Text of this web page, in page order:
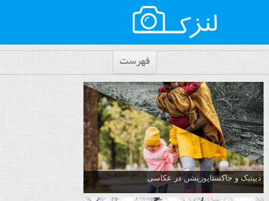
فهرست
دیپتیک و جاکستا‌پوزیشن در عکاسی